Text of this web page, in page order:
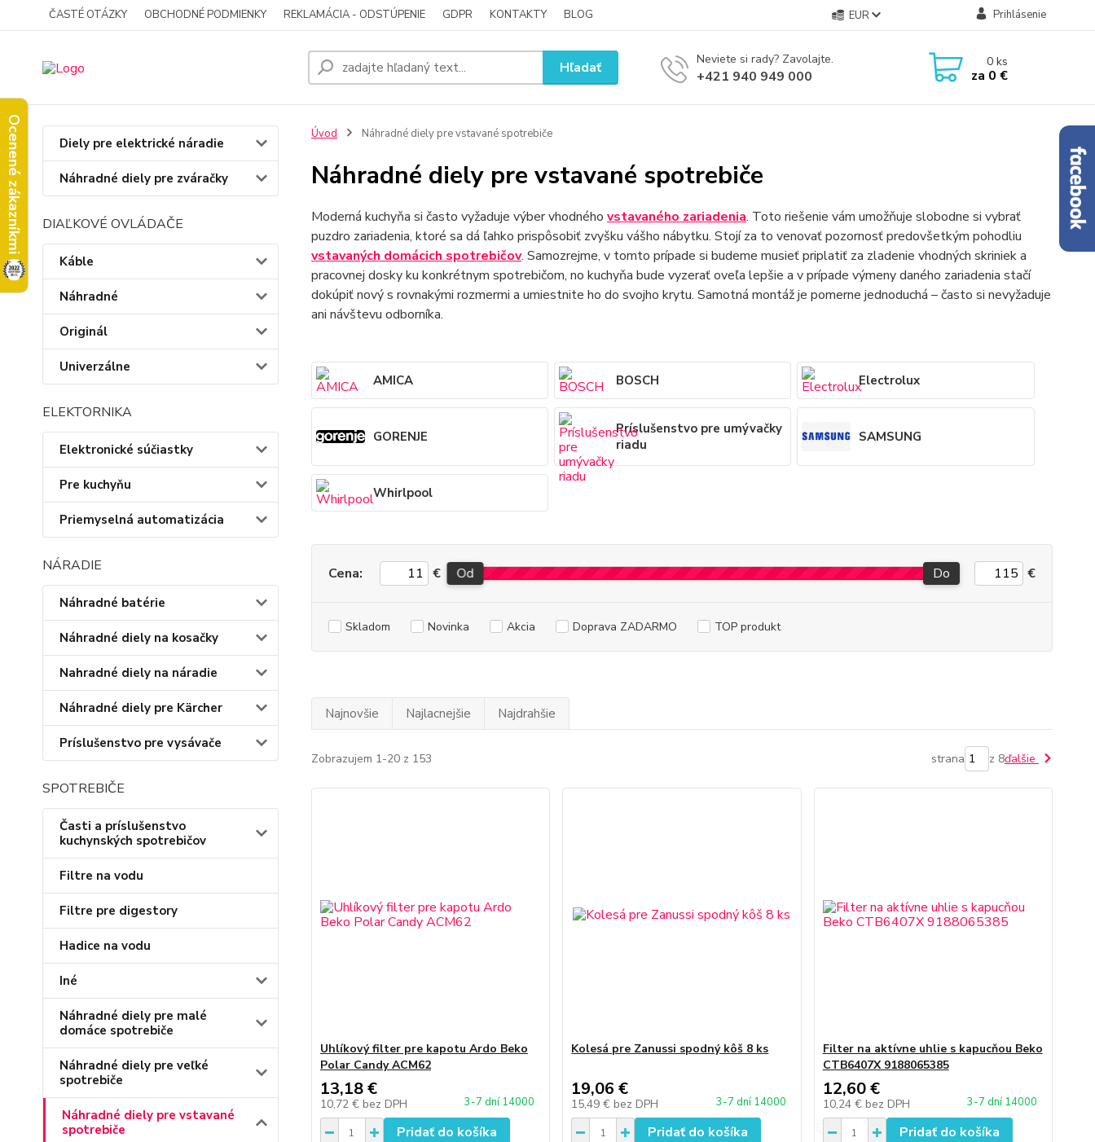
Ocenené zákazníkmi
ČASTÉ OTÁZKY OBCHODNÉ PODMIENKY REKLAMÁCIA - ODSTÚPENIE GDPR KONTAKTY BLOG EUR Prihlásenie
Hľadať Neviete si rady? Zavolajte.
+421 940 949 000
0ks
za 0 €
Diely pre elektrické náradie
Náhradné diely pre zváračky
DIAĽKOVÉ OVLÁDAČE
Káble
Náhradné
Originál
Univerzálne
ELEKTORNIKA
Elektronické súčiastky
Pre kuchyňu
Priemyselná automatizácia
NÁRADIE
Náhradné batérie
Náhradné diely na kosačky
Nahradné diely na náradie
Náhradné diely pre Kärcher
Príslušenstvo pre vysávače
SPOTREBIČE
Časti a príslušenstvo
kuchynských spotrebičov
Filtre na vodu
Filtre pre digestory
Hadice na vodu
Iné
Náhradné diely pre malé
domáce spotrebiče
Náhradné diely pre veľké
spotrebiče
Náhradné diely pre vstavané
spotrebiče
Úvod Náhradné diely pre vstavané spotrebiče
Náhradné diely pre vstavané spotrebiče
Moderná kuchyňa si často vyžaduje výber vhodného vstavaného zariadenia. Toto riešenie vám umožňuje slobodne si vybrať
puzdro zariadenia, ktoré sa dá ľahko prispôsobiť zvyšku vášho nábytku. Stojí za to venovať pozornosť predovšetkým pohodliu
vstavaných domácich spotrebičov. Samozrejme, v tomto prípade si budeme musieť priplatiť za zladenie vhodných skriniek a
pracovnej dosky ku konkrétnym spotrebičom, no kuchyňa bude vyzerať oveľa lepšie a v prípade výmeny daného zariadenia stačí
dokúpiť nový s rovnakými rozmermi a umiestnite ho do svojho krytu. Samotná montáž je pomerne jednoduchá – často si nevyžaduje
ani návštevu odborníka.
AMICA BOSCH Electrolux
GORENJE
Príslušenstvo pre umývačky
riadu
SAMSUNG
Whirlpool
Cena: € Od Do €
Skladom Novinka Akcia Doprava ZADARMO TOP produkt
Najnovšie Najlacnejšie Najdrahšie
Zobrazujem 1-20 z 153 strana z 8ďalšie
Uhlíkový filter pre kapotu Ardo Beko
Polar Candy ACM62
13,18 €
10,72 € bez DPH 3-7 dní 14000
Pridať do košíka
Kolesá pre Zanussi spodný kôš 8 ks
19,06 €
15,49 € bez DPH 3-7 dní 14000
Pridať do košíka
Filter na aktívne uhlie s kapucňou Beko
CTB6407X 9188065385
12,60 €
10,24 € bez DPH 3-7 dní 14000
Pridať do košíka